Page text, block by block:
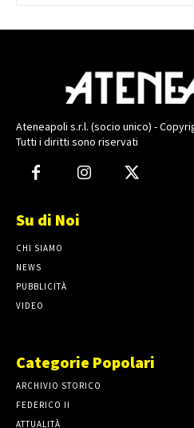
Ateneapoli s.r.l. (socio unico) -
Tutti i diritti sono riservati
Su di Noi
CHI SIAMO
NEWS
PUBBLICITÀ
VIDEO
Categorie Popolari
ARCHIVIO STORICO
FEDERICO II
ATTUALITÀ